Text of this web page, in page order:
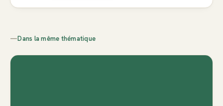
—Dans la même thématique